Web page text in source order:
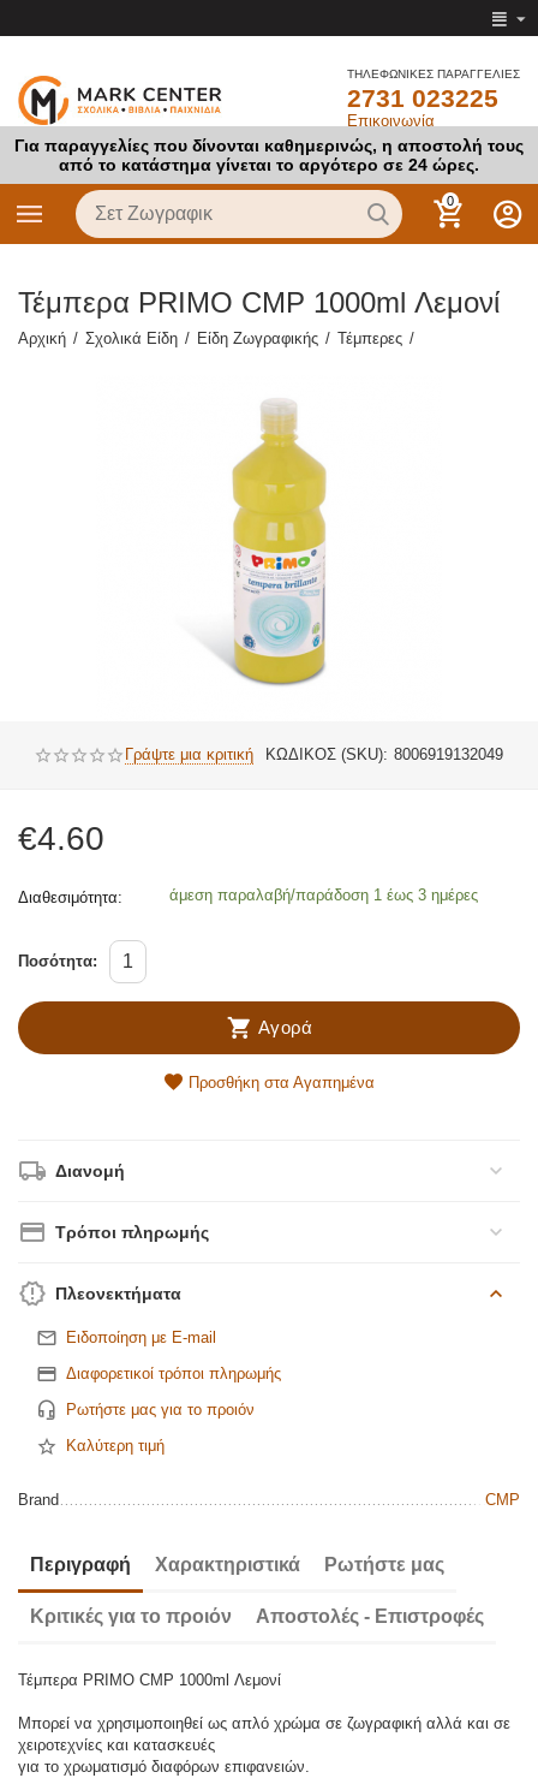
ΤΗΛΕΦΩΝΙΚΕΣ ΠΑΡΑΓΓΕΛΙΕΣ
2731 023225
Επικοινωνία
Για παραγγελίες που δίνονται καθημερινώς, η αποστολή τους
από το κατάστημα γίνεται το αργότερο σε 24 ώρες.
0
Τέμπερα PRIMO CMP 1000ml Λεμονί
Αρχική / Σχολικά Είδη / Είδη Ζωγραφικής / Τέμπερες /
Γράψτε μια κριτική ΚΩΔΙΚΟΣ (SKU): 8006919132049
€4.60
Διαθεσιμότητα: άμεση παραλαβή/παράδοση 1 έως 3 ημέρες
Ποσότητα:
Αγορά
Προσθήκη στα Αγαπημένα
Διανομή
Τρόποι πληρωμής
Πλεονεκτήματα
Ειδοποίηση με E-mail
Διαφορετικοί τρόποι πληρωμής
Ρωτήστε μας για το προιόν
Καλύτερη τιμή
Brand CMP
Περιγραφή Χαρακτηριστικά Ρωτήστε μας
Κριτικές για το προιόν Αποστολές - Επιστροφές
Τέμπερα PRIMO CMP 1000ml Λεμονί
Μπορεί να χρησιμοποιηθεί ως απλό χρώμα σε ζωγραφική αλλά και σε
χειροτεχνίες και κατασκευές
για το χρωματισμό διαφόρων επιφανειών.